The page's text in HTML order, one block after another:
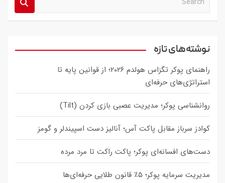
a
c
نوشته‌های تازه
راهنمای پوکر تگزاس هولدم ۲۰۲۶؛ از قوانین پایه تا
استراتژی‌های حرفه‌ای
روانشناسی پوکر؛ مدیریت عصبی بازی کردن (Tilt)
کوادز سرباز مقابل پاکت آس؛ آنالیز دست اسپیندلر و گومز
دست‌های افسانه‌ای پوکر؛ پاکت راکت تا مرد مرده
مدیریت سرمایه پوکر؛ ۵٪ قانون طلایی حرفه‌ای‌ها